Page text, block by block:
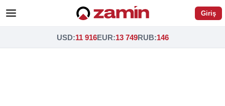
Giriş
USD:11 916EUR:13 749RUB:146